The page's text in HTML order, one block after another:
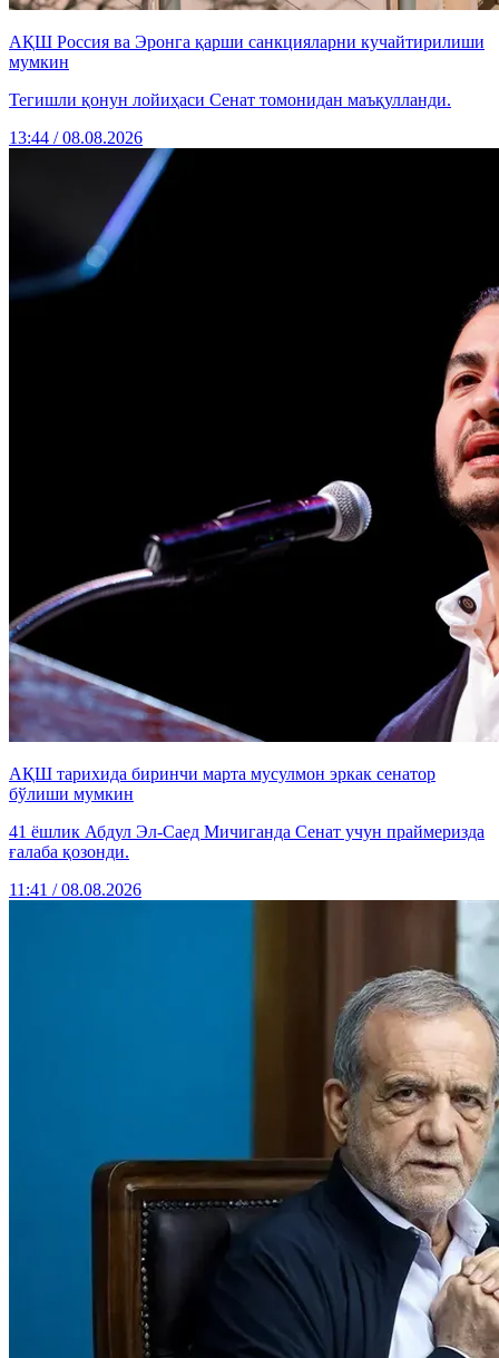
АҚШ Россия ва Эронга қарши санкцияларни кучайтирилиши
мумкин
Тегишли қонун лойиҳаси Сенат томонидан маъқулланди.
13:44 / 08.08.2026
АҚШ тарихида биринчи марта мусулмон эркак сенатор
бўлиши мумкин
41 ёшлик Абдул Эл-Саед Мичиганда Сенат учун праймеризда
ғалаба қозонди.
11:41 / 08.08.2026